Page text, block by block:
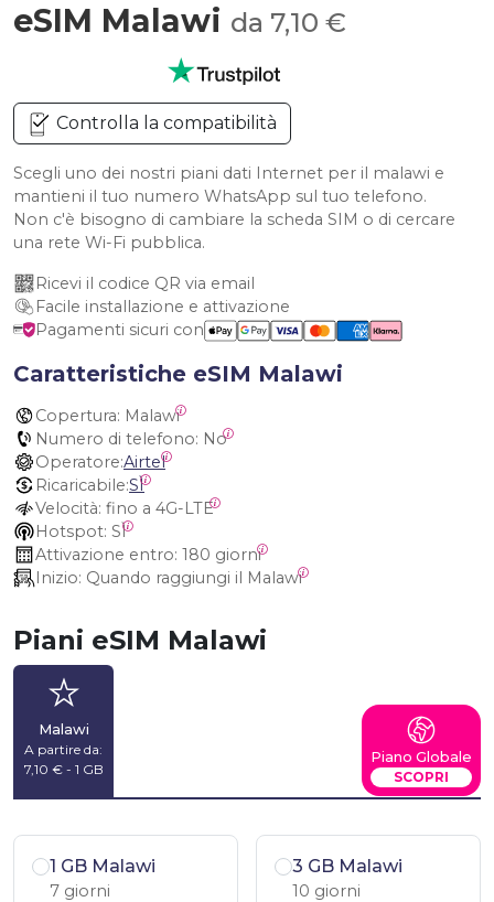
eSIM Malawi da 7,10 €
Controlla la compatibilità
Scegli uno dei nostri piani dati Internet per il malawi e
mantieni il tuo numero WhatsApp sul tuo telefono.
Non c'è bisogno di cambiare la scheda SIM o di cercare
una rete Wi-Fi pubblica.
Ricevi il codice QR via email
Facile installazione e attivazione
Pagamenti sicuri con
Caratteristiche eSIM Malawi
Copertura: Malawi
Numero di telefono: No
Operatore:Airtel
Ricaricabile:SÌ
Velocità: fino a 4G-LTE
Hotspot: SÌ
Attivazione entro: 180 giorni
Inizio: Quando raggiungi il Malawi
Piani eSIM Malawi
Malawi
A partire da:
7,10 € - 1 GB
Piano Globale
SCOPRI
1 GB Malawi
7 giorni
3 GB Malawi
10 giorni